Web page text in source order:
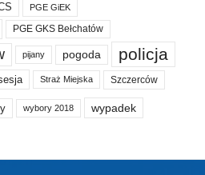
PGE GiEK
PGE GKS Bełchatów
pijany pogoda policja
Straż Miejska Szczerców
wybory 2018 wypadek